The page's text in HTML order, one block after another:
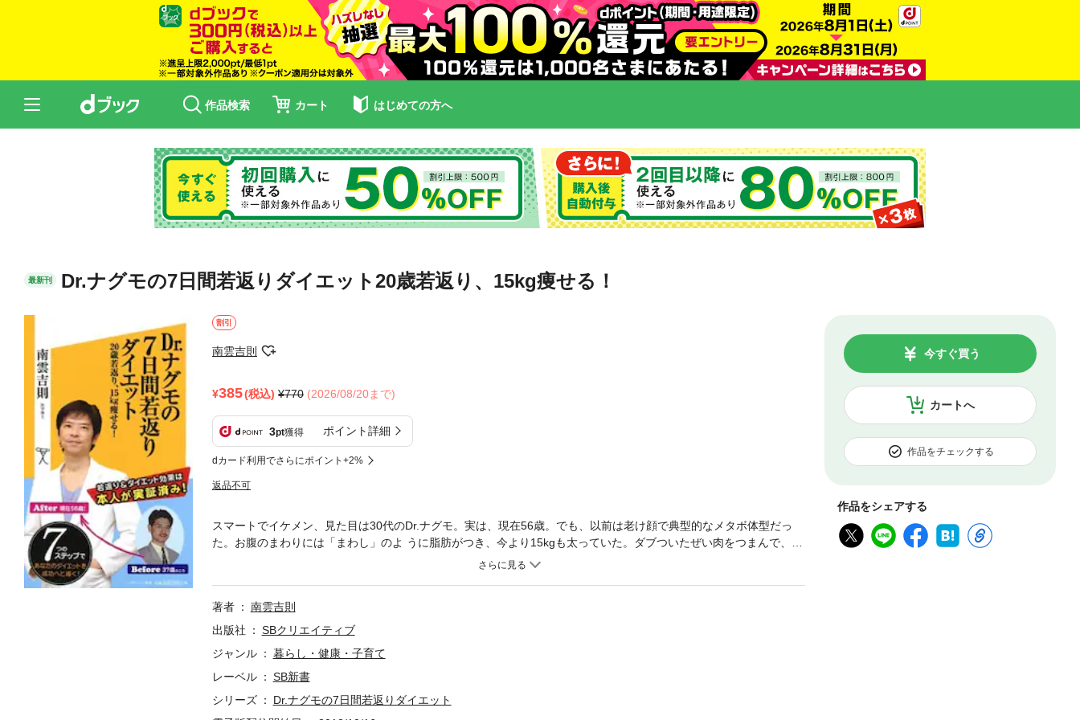
作品検索 カート はじめての方へ
最新刊 Dr.ナグモの7日間若返りダイエット20歳若返り、15kg痩せる！
割引
南雲吉則
385(税込) 770 (2026/08/20まで)
3pt獲得 ポイント詳細
dカード利用でさらにポイント+2%
返品不可
カートへ
今すぐ買う
作品をチェックする
作品をシェアする
スマートでイケメン、見た目は30代のDr.ナグモ。実は、現在56歳。でも、以前は老け顔で典型的なメタボ体型だっ
た。お腹のまわりには「まわし」のよ うに脂肪がつき、今より15kgも太っていた。ダブついたぜい肉をつまんで、何
度ため息をついたことやら…。ところが、“あること”を実践し、体重が激減。その後、約20年にわたり、62kgの適正
著者
南雲吉則
出版社
SBクリエイティブ
ジャンル
暮らし・健康・子育て
レーベル
SB新書
シリーズ
Dr.ナグモの7日間若返りダイエット